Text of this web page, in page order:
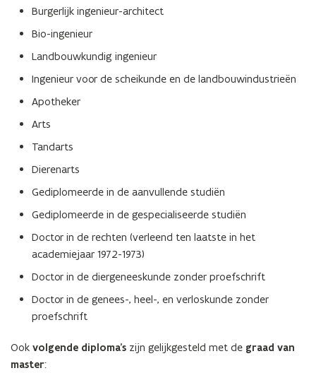
Burgerlijk ingenieur-architect
Bio-ingenieur
Landbouwkundig ingenieur
Ingenieur voor de scheikunde en de landbouwindustrieën
Apotheker
Arts
Tandarts
Dierenarts
Gediplomeerde in de aanvullende studiën
Gediplomeerde in de gespecialiseerde studiën
Doctor in de rechten (verleend ten laatste in het
academiejaar 1972-1973)
Doctor in de diergeneeskunde zonder proefschrift
Doctor in de genees-, heel-, en verloskunde zonder
proefschrift
Ook volgende diploma’s zijn gelijkgesteld met de graad van
master: